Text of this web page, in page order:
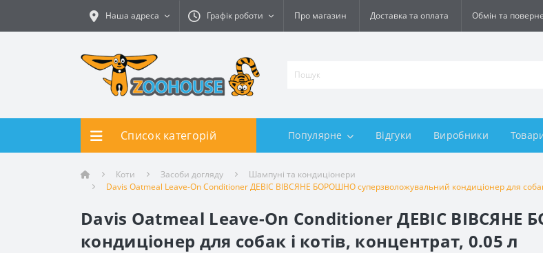
Наша адреса Графік роботи Про магазин Доставка та оплата Обмін та
Список категорій Популярне Відгуки Виробники
Коти Засоби догляду
Шампуні та кондиціонери
Davis Oatmeal Leave-On Conditioner ДЕВІС ВІВСЯНЕ БОРОШНО суперзволожувальний кондиціонер для собак
Davis Oatmeal Leave-On Conditioner ДЕВІС
кондиціонер для собак і котів, концентрат, 0.05 л